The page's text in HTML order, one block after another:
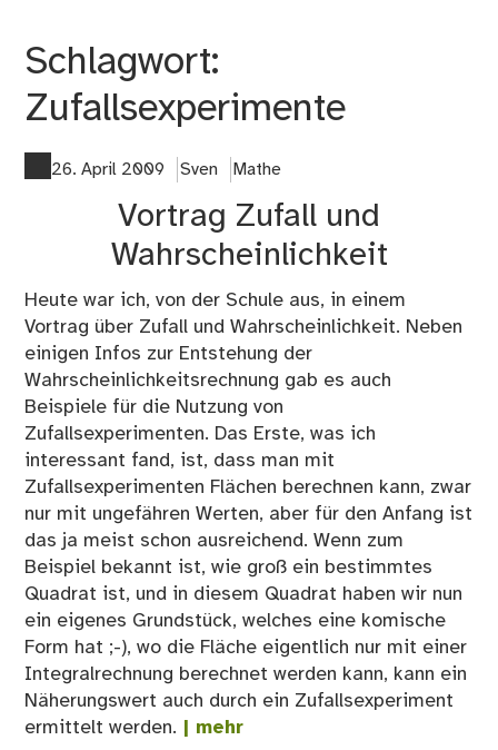
Schlagwort:
Zufallsexperimente
26. April 2009 Sven Mathe
Vortrag Zufall und
Wahrscheinlichkeit
Heute war ich, von der Schule aus, in einem
Vortrag über Zufall und Wahrscheinlichkeit. Neben
einigen Infos zur Entstehung der
Wahrscheinlichkeitsrechnung gab es auch
Beispiele für die Nutzung von
Zufallsexperimenten. Das Erste, was ich
interessant fand, ist, dass man mit
Zufallsexperimenten Flächen berechnen kann, zwar
nur mit ungefähren Werten, aber für den Anfang ist
das ja meist schon ausreichend. Wenn zum
Beispiel bekannt ist, wie groß ein bestimmtes
Quadrat ist, und in diesem Quadrat haben wir nun
ein eigenes Grundstück, welches eine komische
Form hat ;-), wo die Fläche eigentlich nur mit einer
Integralrechnung berechnet werden kann, kann ein
Näherungswert auch durch ein Zufallsexperiment
ermittelt werden. | mehr